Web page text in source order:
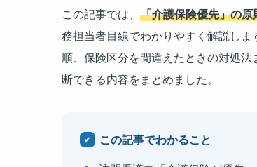
この記事では、 「介護保険優先」の
務担当者目線でわかりやすく解説し
順、保険区分を間違えたときの対処
断できる内容をまとめました。
この記事でわかること